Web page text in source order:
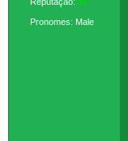
Reputação: 37
Pronomes: Male